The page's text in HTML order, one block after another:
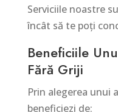
Serviciile noastre
încât să te poți
Beneficiile
Fără Griji
Prin alegerea unui
beneficiezi de: